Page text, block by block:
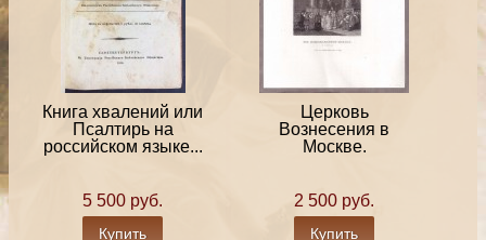
Книга хвалений или
Псалтирь на
российском языке...
5 500 руб.
Купить
Церковь
Вознесения в
Москве.
2 500 руб.
Купить